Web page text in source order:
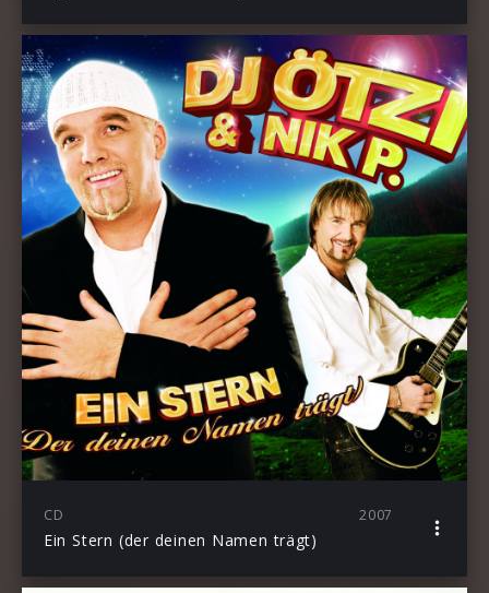
CD 2007
Ein Stern (der deinen Namen trägt)